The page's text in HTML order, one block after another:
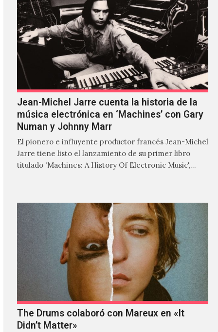
Jean-Michel Jarre cuenta la historia de la
música electrónica en ‘Machines’ con Gary
Numan y Johnny Marr
El pionero e influyente productor francés Jean-Michel
Jarre tiene listo el lanzamiento de su primer libro
titulado 'Machines: A History Of Electronic Music',
The Drums colaboró con Mareux en «It
Didn’t Matter»